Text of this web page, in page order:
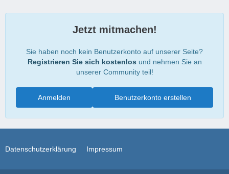
Jetzt mitmachen!
Sie haben noch kein Benutzerkonto auf unserer Seite?
Registrieren Sie sich kostenlos und nehmen Sie an
unserer Community teil!
Benutzerkonto erstellen
Anmelden
Datenschutzerklärung Impressum